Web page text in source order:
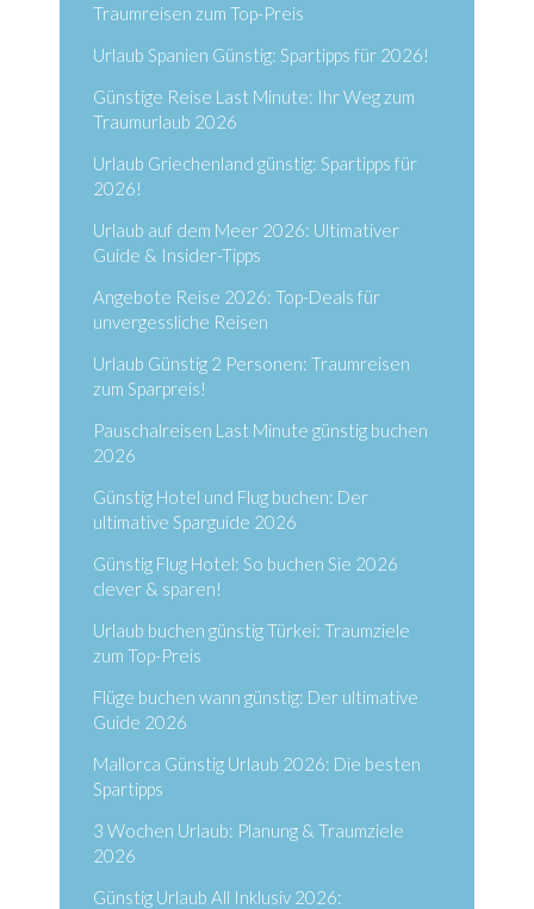
Traumreisen zum Top-Preis
Urlaub Spanien Günstig: Spartipps für 2026!
Günstige Reise Last Minute: Ihr Weg zum
Traumurlaub 2026
Urlaub Griechenland günstig: Spartipps für
2026!
Urlaub auf dem Meer 2026: Ultimativer
Guide & Insider-Tipps
Angebote Reise 2026: Top-Deals für
unvergessliche Reisen
Urlaub Günstig 2 Personen: Traumreisen
zum Sparpreis!
Pauschalreisen Last Minute günstig buchen
2026
Günstig Hotel und Flug buchen: Der
ultimative Sparguide 2026
Günstig Flug Hotel: So buchen Sie 2026
clever & sparen!
Urlaub buchen günstig Türkei: Traumziele
zum Top-Preis
Flüge buchen wann günstig: Der ultimative
Guide 2026
Mallorca Günstig Urlaub 2026: Die besten
Spartipps
3 Wochen Urlaub: Planung & Traumziele
2026
Günstig Urlaub All Inklusiv 2026: